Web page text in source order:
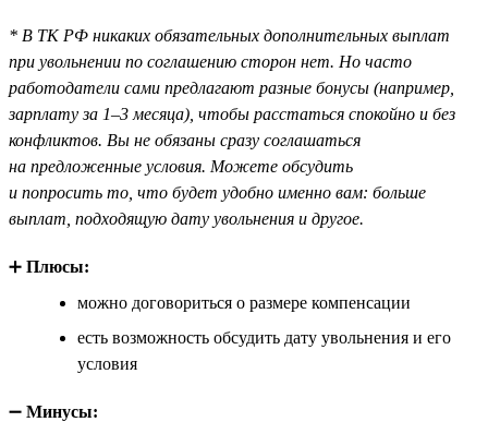
* В ТК РФ никаких обязательных дополнительных выплат
при увольнении по соглашению сторон нет. Но часто
работодатели сами предлагают разные бонусы (например,
зарплату за 1–3 месяца), чтобы расстаться спокойно и без
конфликтов. Вы не обязаны сразу соглашаться
на предложенные условия. Можете обсудить
и попросить то, что будет удобно именно вам: больше
выплат, подходящую дату увольнения и другое.
➕ Плюсы:
можно договориться о размере компенсации
есть возможность обсудить дату увольнения и его
условия
➖ Минусы: